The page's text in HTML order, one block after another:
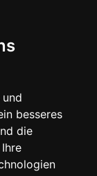
besseres
die